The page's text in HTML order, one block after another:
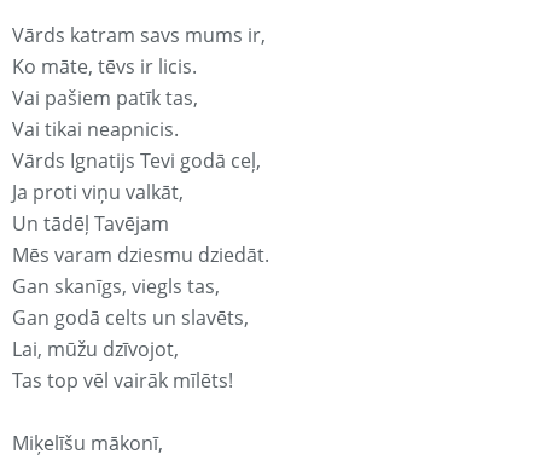
Vārds katram savs mums ir,
Ko māte, tēvs ir licis.
Vai pašiem patīk tas,
Vai tikai neapnicis.
Vārds Ignatijs Tevi godā ceļ,
Ja proti viņu valkāt,
Un tādēļ Tavējam
Mēs varam dziesmu dziedāt.
Gan skanīgs, viegls tas,
Gan godā celts un slavēts,
Lai, mūžu dzīvojot,
Tas top vēl vairāk mīlēts!
Miķelīšu mākonī,